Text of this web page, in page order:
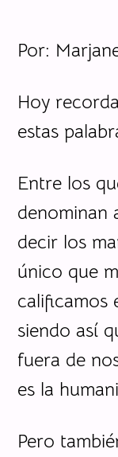
Por:
Hoy
estas
Entre los
denominan
decir los
único que
calificamos
siendo así
fuera de
es la
Pero